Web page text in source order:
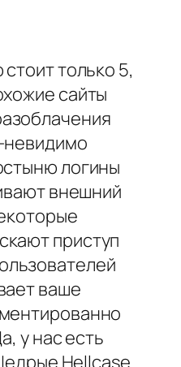
только 5,
сайты
невидимо
логины
внешний
приступ
ваше
у нас есть